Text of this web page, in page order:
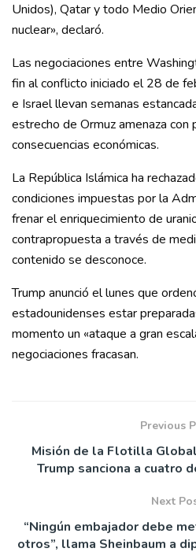
Unidos), Qatar y todo Medio
nuclear», declaró.
Las negociaciones entre
fin al conflicto iniciado el 28 de
e Israel llevan semanas
estrecho de Ormuz amenaza con
consecuencias económicas.
La República Islámica ha
condiciones impuestas por la
frenar el enriquecimiento de
contrapropuesta a través de
contenido se desconoce.
Trump anunció el lunes que
estadounidenses estar
momento un «ataque a gran
negociaciones fracasan.
Previous
Misión de la Flotilla
Trump sanciona a cuatro
Next
“Ningún embajador debe
otros”, llama Sheinbaum a